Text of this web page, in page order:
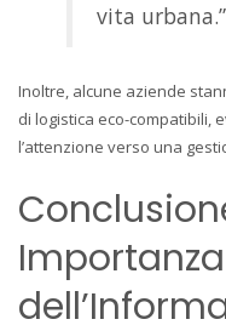
vita urbana.”
Inoltre, alcune aziende
di logistica eco-compatibili,
l’attenzione verso una
Importanza